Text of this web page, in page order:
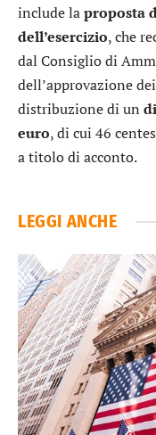
include laproposta
dell’esercizio, che
dal Consiglio di
dell’approvazione
distribuzione di un
euro, di cui 46
a titolo di acconto.
LEGGI ANCHE